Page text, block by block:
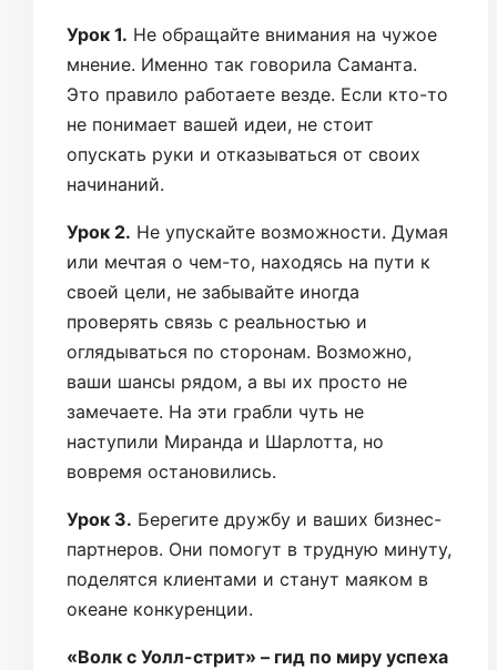
Урок 1. Не обращайте внимания на чужое
мнение. Именно так говорила Саманта.
Это правило работаете везде. Если кто-то
не понимает вашей идеи, не стоит
опускать руки и отказываться от своих
начинаний.
Урок 2. Не упускайте возможности. Думая
или мечтая о чем-то, находясь на пути к
своей цели, не забывайте иногда
проверять связь с реальностью и
оглядываться по сторонам. Возможно,
ваши шансы рядом, а вы их просто не
замечаете. На эти грабли чуть не
наступили Миранда и Шарлотта, но
вовремя остановились.
Урок 3. Берегите дружбу и ваших бизнес-
партнеров. Они помогут в трудную минуту,
поделятся клиентами и станут маяком в
океане конкуренции.
«Волк с Уолл-стрит» – гид по миру успеха